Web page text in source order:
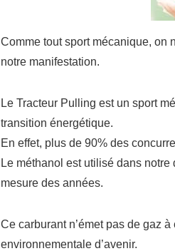
Comme tout sport mécanique, on
notre manifestation.
Le Tracteur Pulling est un sport
transition énergétique.
En effet, plus de 90% des
Le méthanol est utilisé dans
mesure des années.
Ce carburant n’émet pas de gaz
environnementale d’avenir.